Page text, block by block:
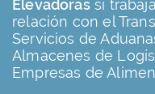
Elevadorassi
relación con el
Servicios de
Almacenes de
Empresas de